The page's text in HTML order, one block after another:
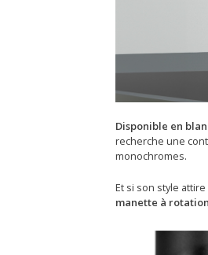
Disponible en
recherche une
monochromes.
Et si son style
manette à